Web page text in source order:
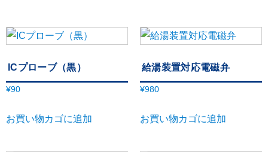
ICプローブ（黒）
¥90
お買い物カゴに追加
給湯装置対応電磁弁
¥980
お買い物カゴに追加